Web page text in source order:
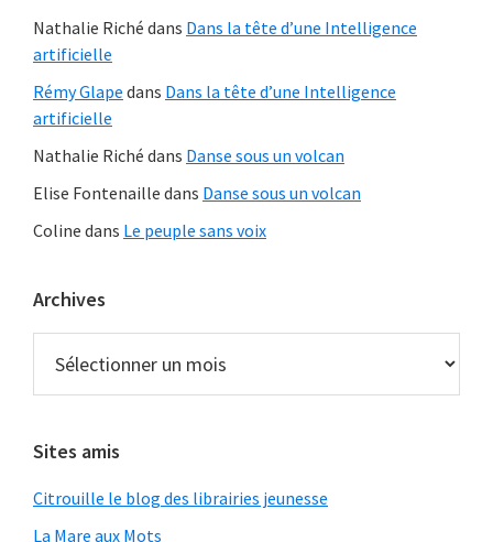
Nathalie Riché dans Dans la tête d’une Intelligence
artificielle
Rémy Glape dans Dans la tête d’une Intelligence
artificielle
Nathalie Riché dans Danse sous un volcan
Elise Fontenaille dans Danse sous un volcan
Coline dans Le peuple sans voix
Archives
Sites amis
Citrouille le blog des librairies jeunesse
La Mare aux Mots